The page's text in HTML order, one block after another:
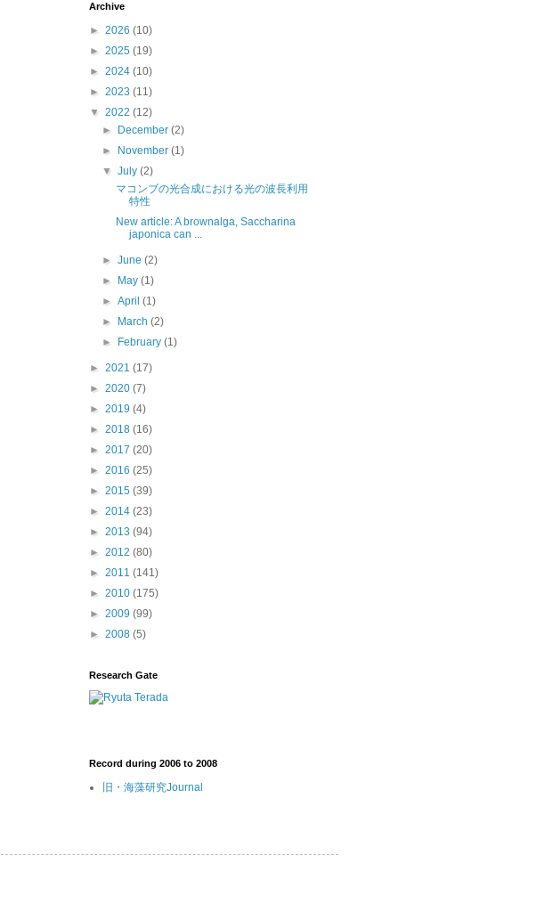
Archive
► 2026 (10)
► 2025 (19)
► 2024 (10)
► 2023 (11)
▼ 2022 (12)
►
December(2)
►
November(1)
▼July(2)
マコンブの光合成における光の波長利用
特性
New article: A brownalga, Saccharina
japonica can ...
►June(2)
►
May(1)
►April(1)
►
March(2)
►
February(1)
► 2021 (17)
► 2020 (7)
► 2019 (4)
► 2018 (16)
► 2017 (20)
► 2016 (25)
► 2015 (39)
► 2014 (23)
► 2013 (94)
► 2012 (80)
► 2011 (141)
► 2010 (175)
► 2009 (99)
► 2008 (5)
Research Gate
Record during 2006 to 2008
旧・海藻研究Journal